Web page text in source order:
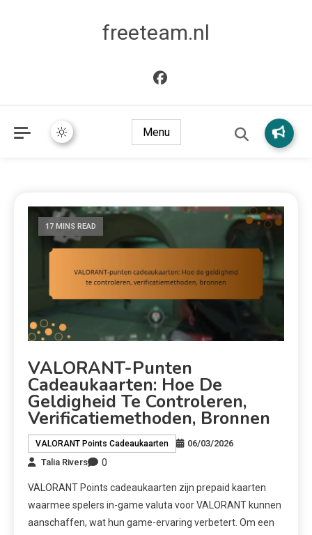
freeteam.nl
Menu
17 MINS READ
VALORANT-Punten
Cadeaukaarten: Hoe De
Geldigheid Te Controleren,
Verificatiemethoden, Bronnen
VALORANT Points Cadeaukaarten
06/03/2026
Talia Rivers
0
VALORANT Points cadeaukaarten zijn prepaid kaarten
waarmee spelers in-game valuta voor VALORANT kunnen
aanschaffen, wat hun game-ervaring verbetert. Om een